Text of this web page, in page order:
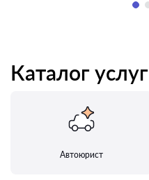
Каталог услуг
Автоюрист